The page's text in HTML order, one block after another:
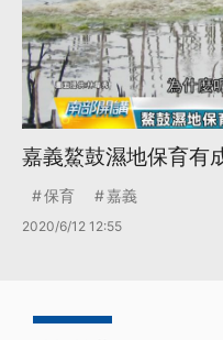
嘉義鰲鼓濕地保育有
保育 嘉義
2020/6/12 12:55